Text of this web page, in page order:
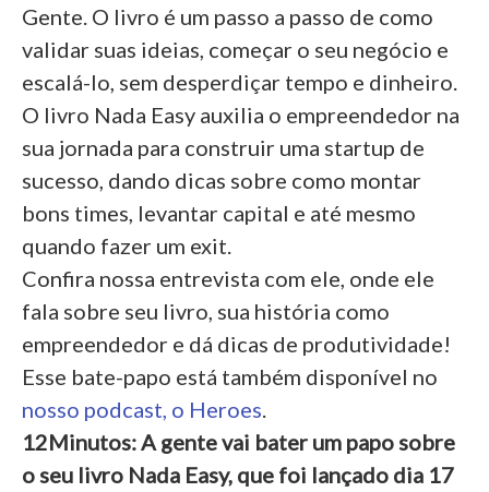
Gente. O livro é um passo a passo de como
validar suas ideias, começar o seu negócio e
escalá-lo, sem desperdiçar tempo e dinheiro.
O livro Nada Easy auxilia o empreendedor na
sua jornada para construir uma startup de
sucesso, dando dicas sobre como montar
bons times, levantar capital e até mesmo
quando fazer um exit.
Confira nossa entrevista com ele, onde ele
fala sobre seu livro, sua história como
empreendedor e dá dicas de produtividade!
Esse bate-papo está também disponível no
nosso podcast, o Heroes.
12Minutos: A gente vai bater um papo sobre
o seu livro Nada Easy, que foi lançado dia 17